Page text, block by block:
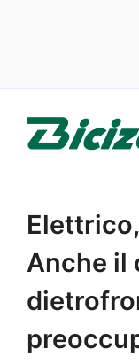
Anche il